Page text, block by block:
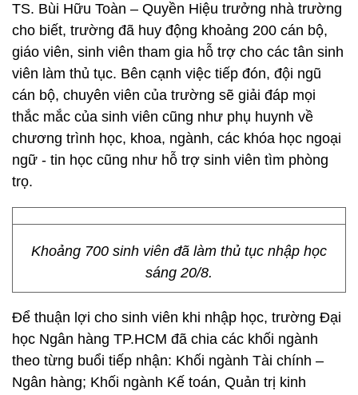
TS. Bùi Hữu Toàn – Quyền Hiệu trưởng nhà trường
cho biết, trường đã huy động khoảng 200 cán bộ,
giáo viên, sinh viên tham gia hỗ trợ cho các tân sinh
viên làm thủ tục. Bên cạnh việc tiếp đón, đội ngũ
cán bộ, chuyên viên của trường sẽ giải đáp mọi
thắc mắc của sinh viên cũng như phụ huynh về
chương trình học, khoa, ngành, các khóa học ngoại
ngữ - tin học cũng như hỗ trợ sinh viên tìm phòng
trọ.
Khoảng 700 sinh viên đã làm thủ tục nhập học
sáng 20/8.
Để thuận lợi cho sinh viên khi nhập học, trường Đại
học Ngân hàng TP.HCM đã chia các khối ngành
theo từng buổi tiếp nhận: Khối ngành Tài chính –
Ngân hàng; Khối ngành Kế toán, Quản trị kinh